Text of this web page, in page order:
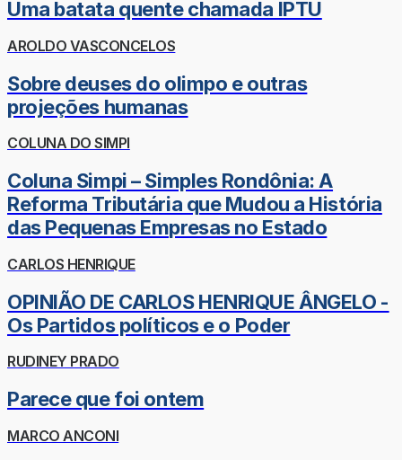
Uma batata quente chamada IPTU
AROLDO VASCONCELOS
Sobre deuses do olimpo e outras
projeções humanas
COLUNA DO SIMPI
Coluna Simpi – Simples Rondônia: A
Reforma Tributária que Mudou a História
das Pequenas Empresas no Estado
CARLOS HENRIQUE
OPINIÃO DE CARLOS HENRIQUE ÂNGELO -
Os Partidos políticos e o Poder
RUDINEY PRADO
Parece que foi ontem
MARCO ANCONI